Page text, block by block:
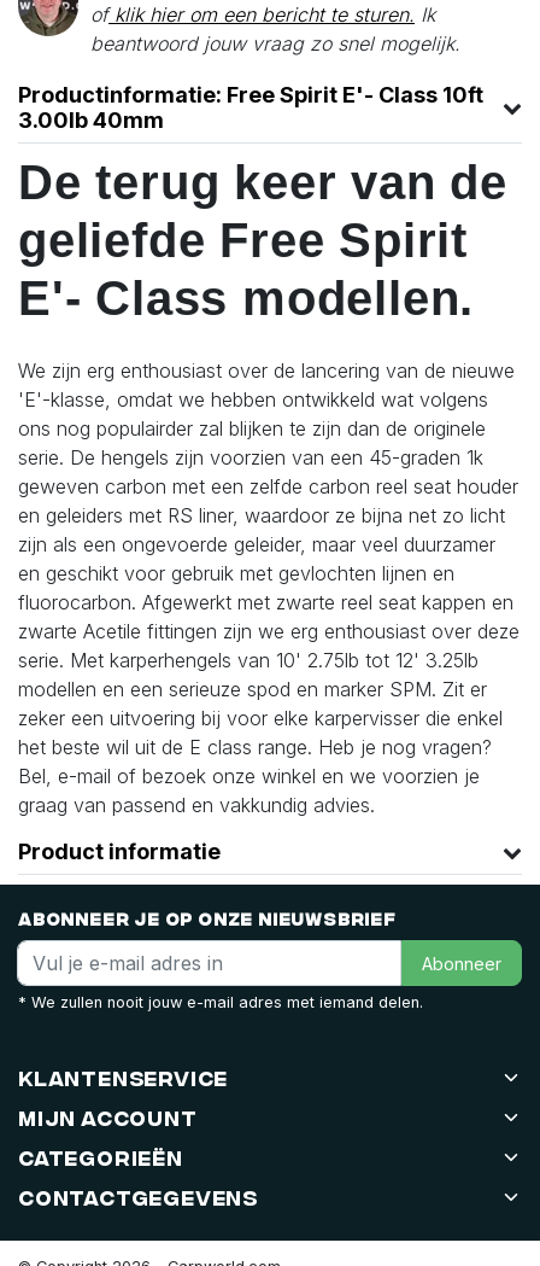
ofklik hier om een bericht te sturen. Ik
beantwoord jouw vraag zo snel mogelijk.
Productinformatie: Free Spirit E'- Class 10ft
3.00lb 40mm
De terug keer van de
geliefde Free Spirit
E'- Class modellen.
We zijn erg enthousiast over de lancering van de nieuwe
'E'-klasse, omdat we hebben ontwikkeld wat volgens
ons nog populairder zal blijken te zijn dan de originele
serie. De hengels zijn voorzien van een 45-graden 1k
geweven carbon met een zelfde carbon reel seat houder
en geleiders met RS liner, waardoor ze bijna net zo licht
zijn als een ongevoerde geleider, maar veel duurzamer
en geschikt voor gebruik met gevlochten lijnen en
fluorocarbon. Afgewerkt met zwarte reel seat kappen en
zwarte Acetile fittingen zijn we erg enthousiast over deze
serie. Met karperhengels van 10' 2.75lb tot 12' 3.25lb
modellen en een serieuze spod en marker SPM. Zit er
zeker een uitvoering bij voor elke karpervisser die enkel
het beste wil uit de E class range. Heb je nog vragen?
Bel, e-mail of bezoek onze winkel en we voorzien je
graag van passend en vakkundig advies.
Product informatie
Abonneer je op onze nieuwsbrief
Abonneer
* We zullen nooit jouw e-mail adres met iemand delen.
Klantenservice
Mijn account
Categorieën
Contactgegevens